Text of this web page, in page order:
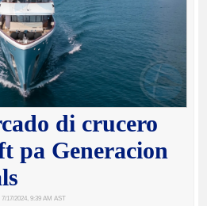
di crucero
pa Generacion
7/17/2024, 9:39 AM AST